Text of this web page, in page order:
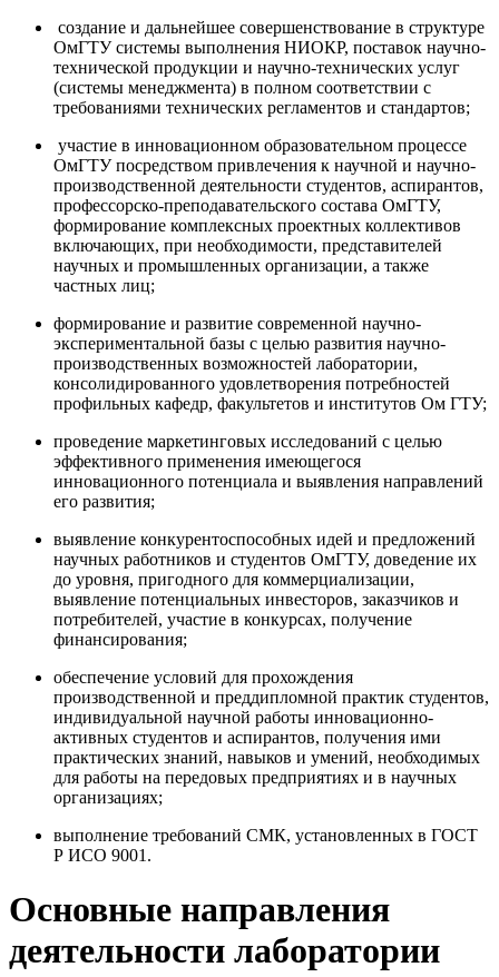
создание и дальнейшее совершенствование в структуре
ОмГТУ системы выполнения НИОКР, поставок научно-
технической продукции и научно-технических услуг
(системы менеджмента) в полном соответствии с
требованиями технических регламентов и стандартов;
участие в инновационном образовательном процессе
ОмГТУ посредством привлечения к научной и научно-
производственной деятельности студентов, аспирантов,
профессорско-преподавательского состава ОмГТУ,
формирование комплексных проектных коллективов
включающих, при необходимости, представителей
научных и промышленных организации, а также
частных лиц;
формирование и развитие современной научно-
экспериментальной базы с целью развития научно-
производственных возможностей лаборатории,
консолидированного удовлетворения потребностей
профильных кафедр, факультетов и институтов Ом ГТУ;
проведение маркетинговых исследований с целью
эффективного применения имеющегося
инновационного потенциала и выявления направлений
его развития;
выявление конкурентоспособных идей и предложений
научных работников и студентов ОмГТУ, доведение их
до уровня, пригодного для коммерциализации,
выявление потенциальных инвесторов, заказчиков и
потребителей, участие в конкурсах, получение
финансирования;
обеспечение условий для прохождения
производственной и преддипломной практик студентов,
индивидуальной научной работы инновационно-
активных студентов и аспирантов, получения ими
практических знаний, навыков и умений, необходимых
для работы на передовых предприятиях и в научных
организациях;
выполнение требований СМК, установленных в ГОСТ
Р ИСО 9001.
Основные направления
деятельности лаборатории